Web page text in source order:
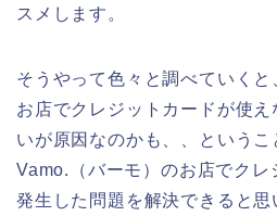
スメします。
そうやって色々と調べていく
お店でクレジットカードが使
いが原因なのかも、、というこ
Vamo.（バーモ）のお店でクレ
発生した問題を解決できると思